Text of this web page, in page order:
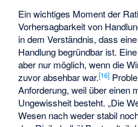
Ein wichtiges Moment der
Vorhersagbarkeit von
in dem Verständnis, dass
Handlung begründbar ist.
aber nur möglich, wenn die
zuvor absehbar war.[16]
Anforderung, weil über einen
Ungewissheit besteht. „Die
Wesen nach weder stabil